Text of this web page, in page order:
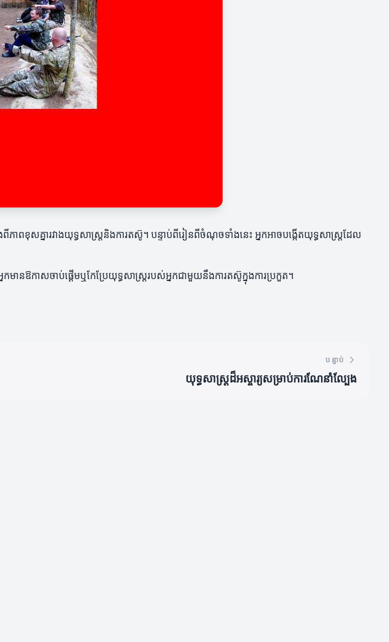
ាពខុសគ្នារវាងយុទ្ធសាស្ត្រនិងការតស៊ូ។ បន្ទាប់ពីរៀនពីចំណុចទាំងនេះ អ្នកអាចបង្កើតយុទ្ធសាស្ត្រដែល
មានឱកាសចាប់ផ្តើមឬកែប្រែយុទ្ធសាស្ត្ររបស់អ្នកជាមួយនឹងការតស៊ូក្នុងការប្រកួត។
បន្ទាប់
យុទ្ធសាស្ត្រដ៏អស្ចារ្យសម្រាប់ការណែនាំល្បែង